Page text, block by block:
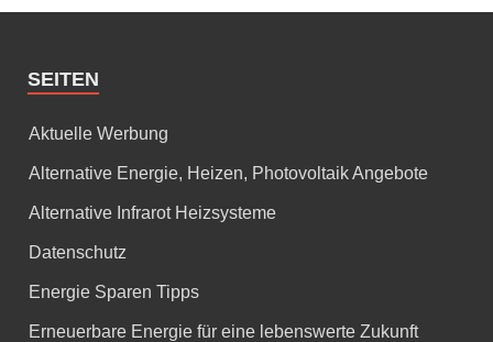
SEITEN
Aktuelle Werbung
Alternative Energie, Heizen, Photovoltaik Angebote
Alternative Infrarot Heizsysteme
Datenschutz
Energie Sparen Tipps
Erneuerbare Energie für eine lebenswerte Zukunft